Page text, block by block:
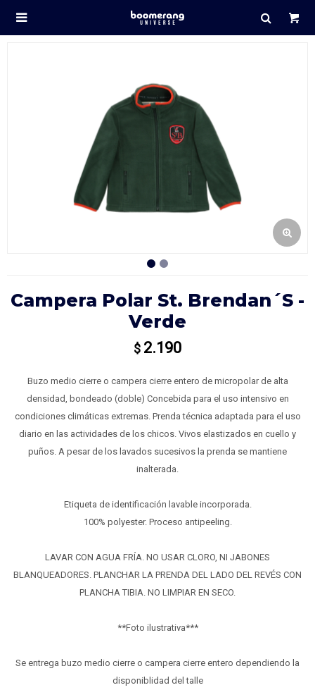

Campera Polar St. Brendan´s -
Verde
$ 2.190
Buzo medio cierre o campera cierre entero de micropolar de alta
densidad, bondeado (doble) Concebida para el uso intensivo en
condiciones climáticas extremas. Prenda técnica adaptada para el uso
diario en las actividades de los chicos. Vivos elastizados en cuello y
puños. A pesar de los lavados sucesivos la prenda se mantiene
inalterada.
Etiqueta de identificación lavable incorporada.
100% polyester. Proceso antipeeling.
LAVAR CON AGUA FRÍA. NO USAR CLORO, NI JABONES
BLANQUEADORES. PLANCHAR LA PRENDA DEL LADO DEL REVÉS CON
PLANCHA TIBIA. NO LIMPIAR EN SECO.
**Foto ilustrativa***
Se entrega buzo medio cierre o campera cierre entero dependiendo la
disponiblidad del talle